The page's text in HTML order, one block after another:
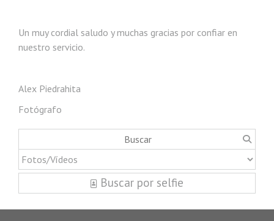
Un muy cordial saludo y muchas gracias por confiar en
nuestro servicio.
Alex Piedrahita
Fotógrafo
Buscar por selfie